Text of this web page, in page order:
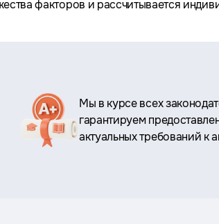
факторов и рассчитывается
Мы в курсе всех
гарантируем
актуальных требований к